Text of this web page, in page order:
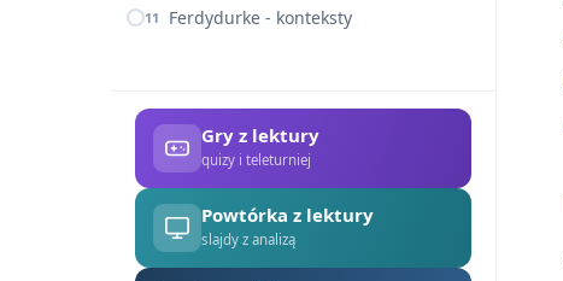
11 Ferdydurke - konteksty
Gry z lektury
quizy i teleturniej
Powtórka z lektury
slajdy z analizą